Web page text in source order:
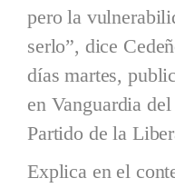
pero la
serlo”, dice
días martes,
en Vanguardia
Partido de la
Explica en el